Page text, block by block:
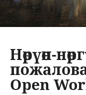
Нөрүөн-
Open